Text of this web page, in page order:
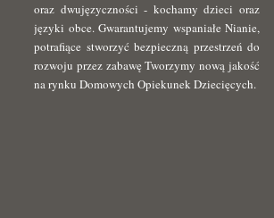
oraz dwujęzyczności - kochamy dzieci oraz
języki obce. Gwarantujemy wspaniałe Nianie,
potrafiące stworzyć bezpieczną przestrzeń do
rozwoju przez zabawę Tworzymy nową jakość
na rynku Domowych Opiekunek Dziecięcych.